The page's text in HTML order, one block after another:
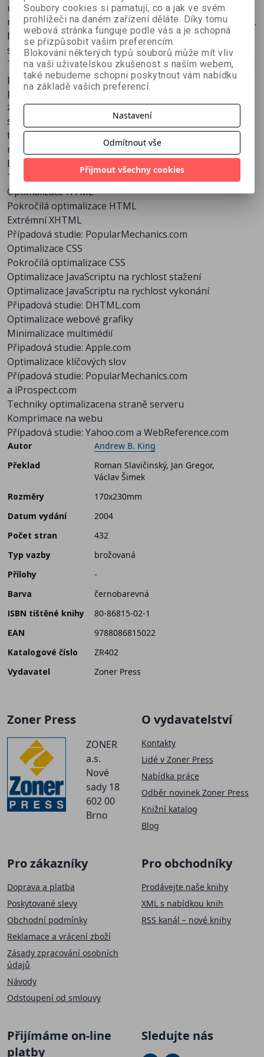
upu o rychlosti 56 kbps a tak je problém v rychlosti
načítání webových stránek především problémem vaším.
Návštěvníci instinktivně dávají přednost rychlejším
stránkám - proč do této skupiny nepatří i váš web?
Tato kniha vám s využitím devatenácti obsáhlých kapitol
pomůže zmenšit velikosti vašich stránek a zrychlit tak
podstatným způsobem jejich načítání. Dozvíte se, jak
zmenšit HTML, CSS, webovou grafiku, multimediální
soubory, JavaScript a další prvky stránky. Po přečtení
této knihy a aplikací uvedených postupů sami poznáte
rozdíl v rychlosti načítání vašich stránek!
Doba odezvy: Osm vteřin, plus – mínus dvě
Tok ve webdesignu
Optimalizace HTML
Pokročilá optimalizace HTML
Extrémní XHTML
Případová studie: PopularMechanics.com
Optimalizace CSS
Pokročilá optimalizace CSS
Optimalizace JavaScriptu na rychlost stažení
Optimalizace JavaScriptu na rychlost vykonání
Připadová studie: DHTML.com
Optimalizace webové grafiky
Minimalizace multimédií
Připadová studie: Apple.com
Optimalizace klíčových slov
Případová studie: PopularMechanics.com
a iProspect.com
Techniky optimalizacena straně serveru
Komprimace na webu
Případová studie: Yahoo.com a WebReference.com
Autor
Andrew B. King
Překlad
Roman Slavičinský, Jan Gregor,
Václav Šimek
Rozměry
170x230mm
Datum vydání
2004
Počet stran
432
Typ vazby
brožovaná
Přílohy
-
Barva
černobarevná
ISBN tištěné knihy
80-86815-02-1
EAN
9788086815022
Katalogové číslo
ZR402
Vydavatel
Zoner Press
Zoner Press
ZONER
a.s.
Nové
sady 18
602 00
Brno
O vydavatelství
Kontakty
Lidé v Zoner Press
Nabídka práce
Odběr novinek Zoner Press
Knižní katalog
Blog
Pro zákazníky
Doprava a platba
Poskytované slevy
Obchodní podmínky
Reklamace a vrácení zboží
Zásady zpracování osobních
údajů
Návody
Odstoupení od smlouvy
Pro obchodníky
Prodávejte naše knihy
XML s nabídkou knih
RSS kanál – nové knihy
Přijímáme on-line
platby
Sledujte nás
Soubory cookies si pamatují, co a jak ve svém
prohlížeči na daném zařízení děláte. Díky tomu
webová stránka funguje podle vás a je schopná
se přizpůsobit vašim preferencím.
Blokování některých typů souborů může mít vliv
na vaši uživatelskou zkušenost s naším webem,
také nebudeme schopni poskytnout vám nabídku
na základě vašich preferencí.
Nastavení
Odmítnout vše
Přijmout všechny cookies